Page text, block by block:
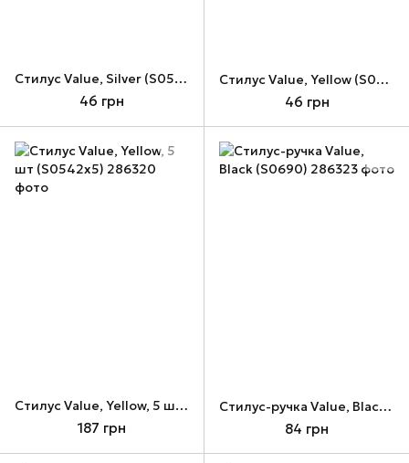
Стилус Value, Silver (S0539)
46 грн
Стилус Value, Yellow (S0542)
46 грн
Стилус Value, Yellow, 5 шт (S0542x5)
187 грн
Стилус-ручка Value, Black (S0690)
84 грн